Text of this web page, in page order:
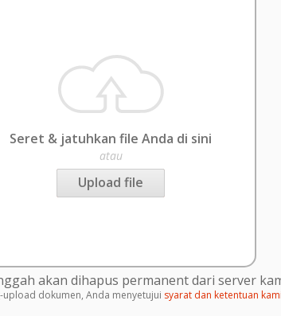
Seret & jatuhkan file Anda di sini
atau
Upload file
akan dihapus permanent dari server
upload dokumen, Anda menyetujui syarat dan ketentuan kami